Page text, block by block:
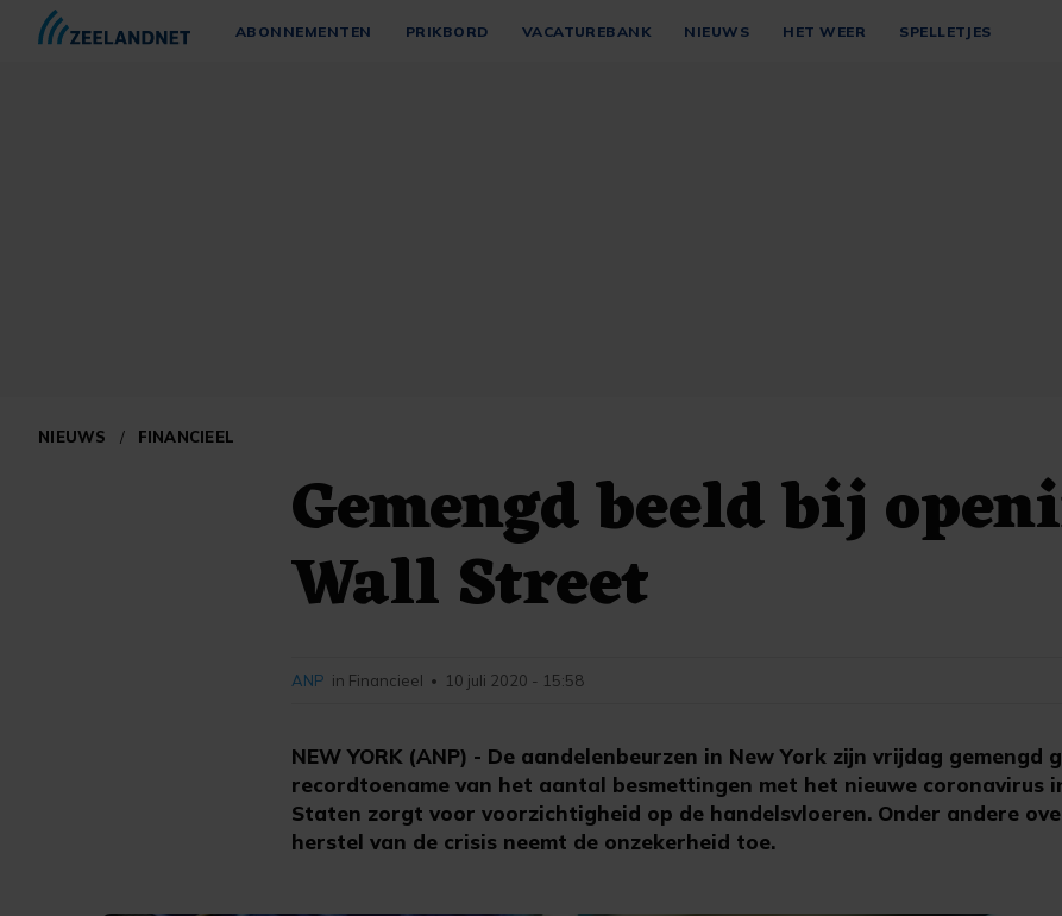
ABONNEMENTEN PRIKBORD VACATUREBANK NIEUWS HET WEER SPELLETJES
NIEUWS / FINANCIEEL
Gemengd beeld bij
Wall Street
NEW YORK (ANP) - De aandelenbeurzen in New York zijn vrijdag gemengd
recordtoename van het aantal besmettingen met het nieuwe coronavirus
Staten zorgt voor voorzichtigheid op de handelsvloeren. Onder andere
herstel van de crisis neemt de onzekerheid toe.
ANP in Financieel • 10 juli 2020 - 15:58